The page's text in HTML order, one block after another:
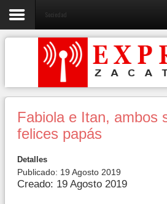
Sociedad
Fabiola e Itan, ambos
felices papás
Detalles
Publicado: 19 Agosto 2019
Creado: 19 Agosto 2019